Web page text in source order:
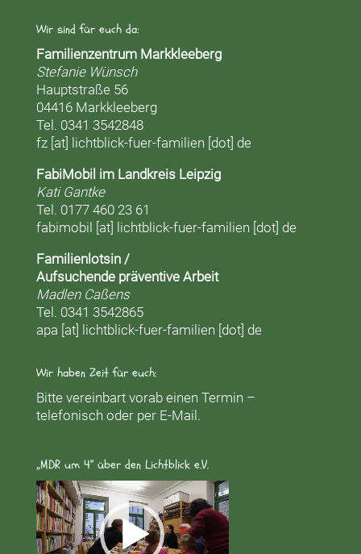
Wir sind für euch da:
Familienzentrum Markkleeberg
Stefanie Wünsch
Hauptstraße 56
04416 Markkleeberg
Tel. 0341 3542848
fz [at] lichtblick-fuer-familien [dot] de
FabiMobil im Landkreis Leipzig
Kati Gantke
Tel. 0177 460 23 61
fabimobil [at] lichtblick-fuer-familien [dot] de
Familienlotsin /
Aufsuchende präventive Arbeit
Madlen Caßens
Tel. 0341 3542865
apa [at] lichtblick-fuer-familien [dot] de
Wir haben Zeit für euch:
Bitte vereinbart vorab einen Termin –
telefonisch oder per E-Mail.
„MDR um 4“ über den Lichtblick e.V.
Video-
Player